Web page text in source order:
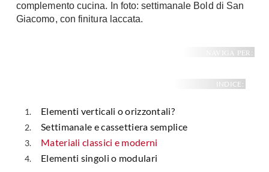
complemento cucina. In foto: settimanale Bold di San
Giacomo, con finitura laccata.
NAVIGA PER:
INDICE:
Elementi verticali o orizzontali?
Settimanale e cassettiera semplice
Materiali classici e moderni
Elementi singoli o modulari